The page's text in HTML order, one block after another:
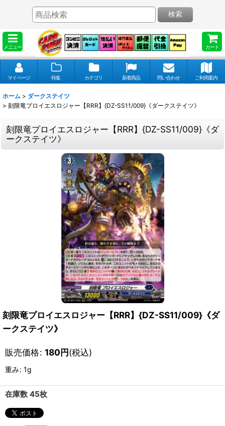
メニュー カート
検索
マイページ 特集 カテゴリ 新着商品 問い合わせ ご利用案内
ホーム > ダークステイツ
> 刻限竜プロイエスロジャー【RRR】{DZ-SS11/009}《ダークステイツ》
刻限竜プロイエスロジャー【RRR】{DZ-SS11/009}《ダ
ークステイツ》
刻限竜プロイエスロジャー【RRR】{DZ-SS11/009}《ダ
ークステイツ》
販売価格: 180円(税込)
重み: 1g
在庫数 45枚